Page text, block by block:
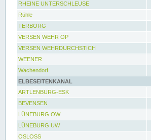
RHEINE UNTERSCHLEUSE
Rühle
TERBORG
VERSEN WEHR OP
VERSEN WEHRDURCHSTICH
WEENER
Wachendorf
ELBESEITENKANAL
ARTLENBURG-ESK
BEVENSEN
LÜNEBURG OW
LÜNEBURG UW
OSLOSS